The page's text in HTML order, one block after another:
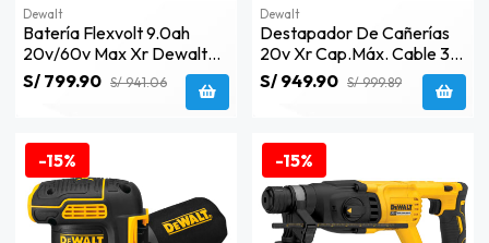
Dewalt
Batería Flexvolt 9.0ah
20v/60v Max Xr Dewalt
Dcb609-B3
S/ 799.90 S/ 941.06
Dewalt
Destapador De Cañerías
20v Xr Cap.máx. Cable 35'
(10,6m) Baretool Dewalt
Dcd200b
S/ 949.90 S/ 999.89
-15% -15%